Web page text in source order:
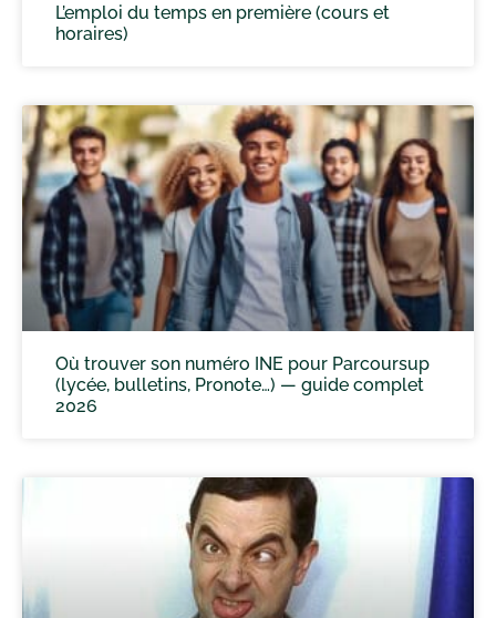
L’emploi du temps en première (cours et
horaires)
Où trouver son numéro INE pour Parcoursup
(lycée, bulletins, Pronote…) — guide complet
2026